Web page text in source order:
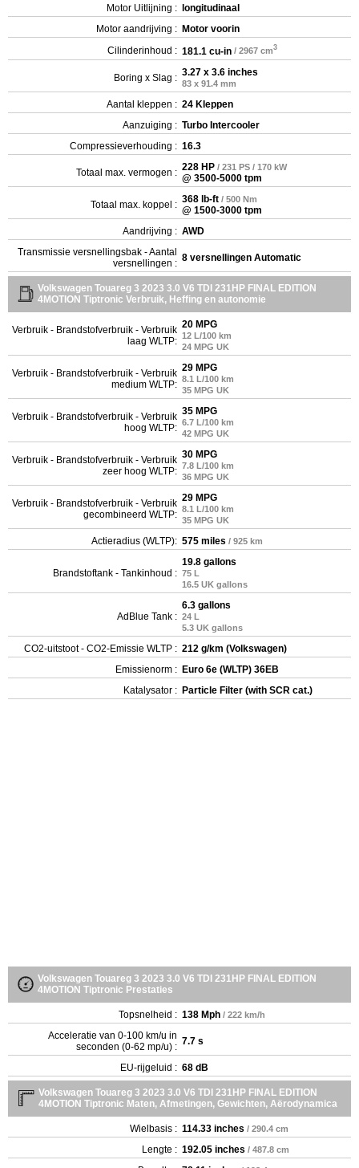
Motor Uitlijning : longitudinaal
Motor aandrijving : Motor voorin
Cilinderinhoud : 181.1 cu-in / 2967 cm3
Boring x Slag : 3.27 x 3.6 inches
83 x 91.4 mm
Aantal kleppen : 24 Kleppen
Aanzuiging : Turbo Intercooler
Compressieverhouding : 16.3
Totaal max. vermogen : 228 HP / 231 PS / 170 kW
@ 3500-5000 tpm
Totaal max. koppel : 368 lb-ft / 500 Nm
@ 1500-3000 tpm
Aandrijving : AWD
Transmissie versnellingsbak - Aantal
versnellingen : 8 versnellingen Automatic
Volkswagen Touareg 3 2023 3.0 V6 TDI 231HP FINAL EDITION
4MOTION Tiptronic Verbruik, Heffing en autonomie
Verbruik - Brandstofverbruik - Verbruik
laag WLTP:
20 MPG
12 L/100 km
24 MPG UK
Verbruik - Brandstofverbruik - Verbruik
medium WLTP:
29 MPG
8.1 L/100 km
35 MPG UK
Verbruik - Brandstofverbruik - Verbruik
hoog WLTP:
35 MPG
6.7 L/100 km
42 MPG UK
Verbruik - Brandstofverbruik - Verbruik
zeer hoog WLTP:
30 MPG
7.8 L/100 km
36 MPG UK
Verbruik - Brandstofverbruik - Verbruik
gecombineerd WLTP:
29 MPG
8.1 L/100 km
35 MPG UK
Actieradius (WLTP): 575 miles / 925 km
Brandstoftank - Tankinhoud :
19.8 gallons
75 L
16.5 UK gallons
AdBlue Tank :
6.3 gallons
24 L
5.3 UK gallons
CO2-uitstoot - CO2-Emissie WLTP : 212 g/km (Volkswagen)
Emissienorm : Euro 6e (WLTP) 36EB
Katalysator : Particle Filter (with SCR cat.)
Volkswagen Touareg 3 2023 3.0 V6 TDI 231HP FINAL EDITION
4MOTION Tiptronic Prestaties
Topsnelheid : 138 Mph / 222 km/h
Acceleratie van 0-100 km/u in
seconden (0-62 mp/u) : 7.7 s
EU-rijgeluid : 68 dB
Volkswagen Touareg 3 2023 3.0 V6 TDI 231HP FINAL EDITION
4MOTION Tiptronic Maten, Afmetingen, Gewichten, Aërodynamica
Wielbasis : 114.33 inches / 290.4 cm
Lengte : 192.05 inches / 487.8 cm